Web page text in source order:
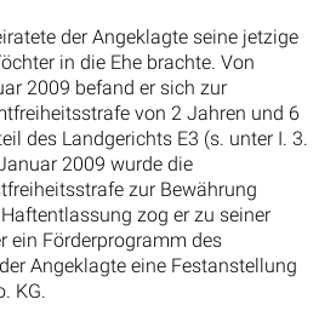
der Angeklagte seine jetzige
in die Ehe brachte. Von
2009 befand er sich zur
von 2 Jahren und 6
des Landgerichts E3 (s. unter I. 3.
2009 wurde die
zur Bewährung
zog er zu seiner
ein Förderprogramm des
Angeklagte eine Festanstellung
KG.